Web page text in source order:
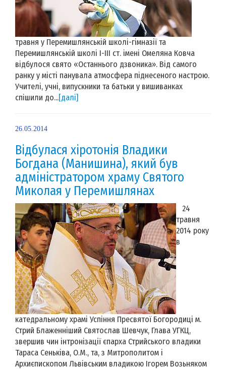
травня у Перемишлянській школі-гімназії та
Перемишлянській школі І-ІІІ ст. імені Омеляна Ковча
відбулося свято «Останнього дзвоника». Від самого
ранку у місті панувала атмосфера піднесеного настрою.
Учителі, учні, випускники та батьки у вишиванках
спішили до...[далі]
26.05.2014
Відбулася хіротонія Владики
Богдана (Манишина), який був
адміністратором храму Святого
Миколая у Перемишлянах
24
травня
2014 року
в
катедральному храмі Успіння Пресвятої Богородиці м.
Стрий Блаженніший Святослав Шевчук, Глава УГКЦ,
звершив чин інтронізації єпарха Стрийського владики
Тараса Сеньківа, О.М., та, з Митрополитом і
Архиєпископом Львівським владикою Ігорем Возьняком